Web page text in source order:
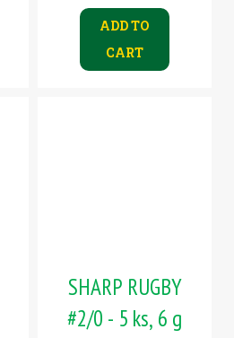
ADD TO
CART
SHARP RUGBY
#2/0 - 5 ks, 6 g